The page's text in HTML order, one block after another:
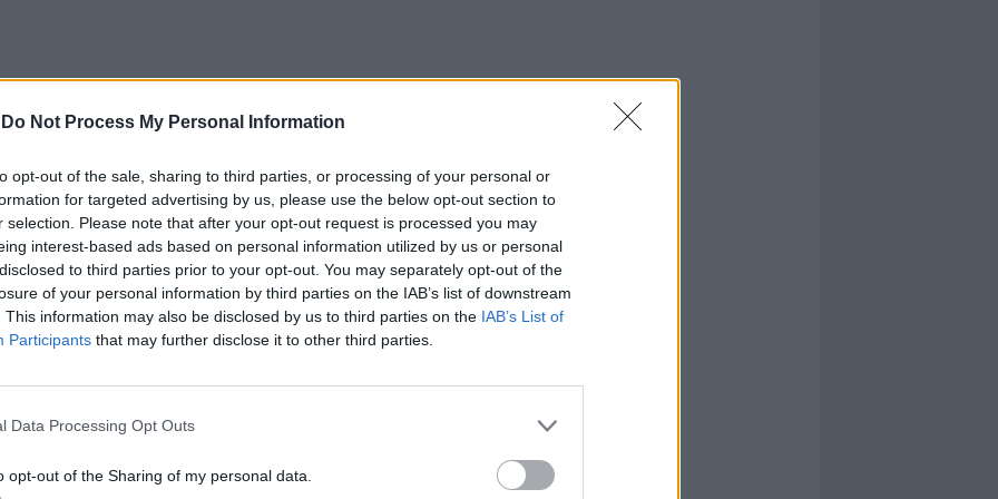
Do Not Process My Personal Information
opt-out of the sale, sharing to third parties, or processing of your personal or
for targeted advertising by us, please use the below opt-out section to
selection. Please note that after your opt-out request is processed you may
interest-based ads based on personal information utilized by us or personal
to third parties prior to your opt-out. You may separately opt-out of the
of your personal information by third parties on the IAB’s list of downstream
This information may also be disclosed by us to third parties on the IAB’s List of
Participants that may further disclose it to other third parties.
Data Processing Opt Outs
opt-out of the Sharing of my personal data.
il nome della risoluzione che sarà
che la sinistra europea ha
potrebbero andare a colpire le tasche
Il quotidiano fa un quadro: “Nel primo si
europeo di tassare
«gli individui e le famiglie più ricchi,
uguaglianza sociale ed economica»; nel
aver sottolineato «l’importanza di
a presentare una proposta
nuova risorsa propria (cioè una nuova
su di un’imposta sul patrimonio
e famiglie», inoltre «ritiene che
sul patrimonio progressiva a livello Ue